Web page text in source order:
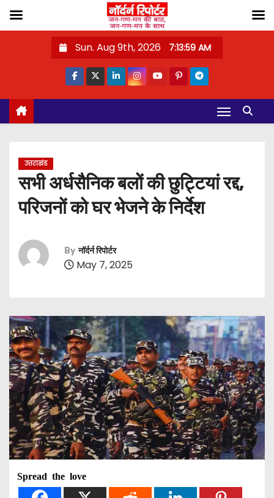
o
Sun. Aug 9th, 2026 7:14:00 AM
उत्तराखंड
सभी अर्धसैनिक बलों की छुट्टियां रद्द,
परिजनों को घर भेजने के निर्देश
By नॉर्दर्न रिपोर्टर
May 7, 2025
Spread the love